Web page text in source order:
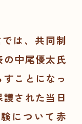
は、共同制
中尾優太氏
ことになっ
された当日
について赤